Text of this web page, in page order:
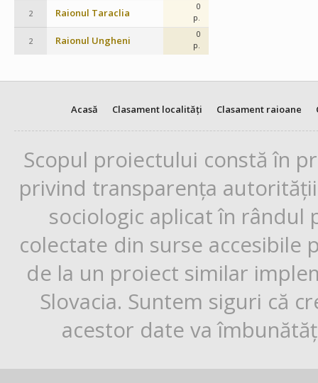
2 Raionul Taraclia
0
p.
2 Raionul Ungheni
0
p.
Acasă Clasament localități Clasament raioane
Scopul proiectului constă în
privind transparența
sociologic aplicat în rândul
colectate din surse
de la un proiect similar
Slovacia. Suntem siguri că
acestor date va